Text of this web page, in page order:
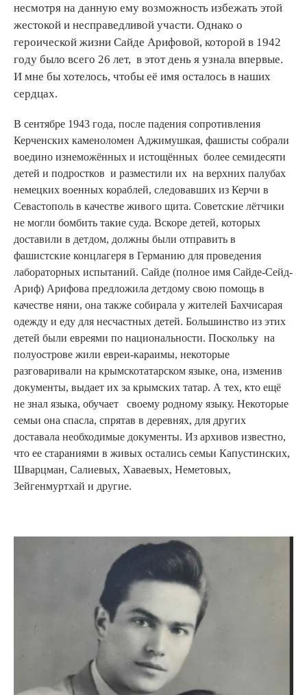
несмотря на данную ему возможность избежать этой
жестокой и несправедливой участи. Однако о
героической жизни Сайде Арифовой, которой в 1942
году было всего 26 лет, в этот день я узнала впервые.
И мне бы хотелось, чтобы её имя осталось в наших
сердцах.
В сентябре 1943 года, после падения сопротивления
Керченских каменоломен Аджимушкая, фашисты собрали
воедино изнеможённых и истощённых более семидесяти
детей и подростков и разместили их на верхних палубах
немецких военных кораблей, следовавших из Керчи в
Севастополь в качестве живого щита. Советские лётчики
не могли бомбить такие суда. Вскоре детей, которых
доставили в детдом, должны были отправить в
фашистские концлагеря в Германию для проведения
лабораторных испытаний. Сайде (полное имя Сайде-Сейд-
Ариф) Арифова предложила детдому свою помощь в
качестве няни, она также собирала у жителей Бахчисарая
одежду и еду для несчастных детей. Большинство из этих
детей были евреями по национальности. Поскольку на
полуострове жили евреи-караимы, некоторые
разговаривали на крымскотатарском языке, она, изменив
документы, выдает их за крымских татар. А тех, кто ещё
не знал языка, обучает своему родному языку. Некоторые
семьи она спасла, спрятав в деревнях, для других
доставала необходимые документы. Из архивов известно,
что ее стараниями в живых остались семьи Капустинских,
Шварцман, Салиевых, Хаваевых, Неметовых,
Зейгенмуртхай и другие.